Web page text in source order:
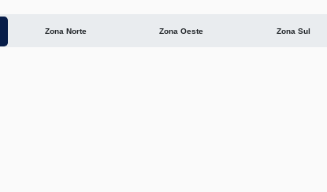
Zona Norte Zona Oeste Zona Sul